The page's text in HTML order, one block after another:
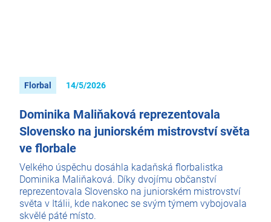
Florbal 14/5/2026
Dominika Maliňaková reprezentovala
Slovensko na juniorském mistrovství světa
ve florbale
Velkého úspěchu dosáhla kadaňská florbalistka
Dominika Maliňaková. Díky dvojímu občanství
reprezentovala Slovensko na juniorském mistrovství
světa v Itálii, kde nakonec se svým týmem vybojovala
skvělé páté místo.